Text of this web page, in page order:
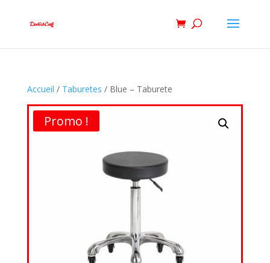
Accueil / Taburetes / Blue – Taburete
Promo !